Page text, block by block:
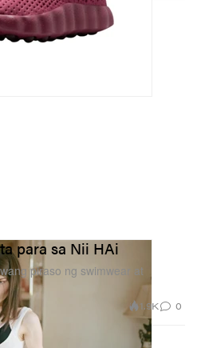
para sa Nii HAi
piraso ng swimwear at
1.9K 0